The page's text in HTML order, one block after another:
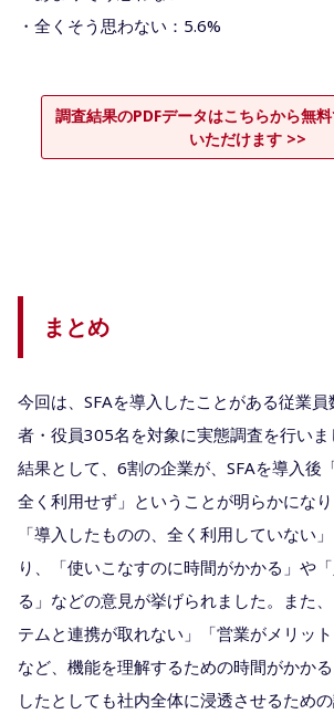
・全くそう思わない：5.6%
調査結果のPDFデータはこちらから無
いただけます >>
まとめ
今回は、SFAを導入したことがある従業
者・役員305名を対象に実態調査を行いま
結果として、6割の企業が、SFAを導入後
全く利用せず」ということが明らかになり
「導入したものの、全く利用していない
り、「使いこなすのに時間がかかる」や
る」などの意見が挙げられました。また
テムと連携が取れない」「営業がメリット
など、機能を理解するための時間がかか
したとしても社内全体に浸透させるため